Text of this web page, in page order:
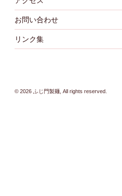
お問い合わせ
リンク集
© 2026 ふじ門製麺, All rights reserved.